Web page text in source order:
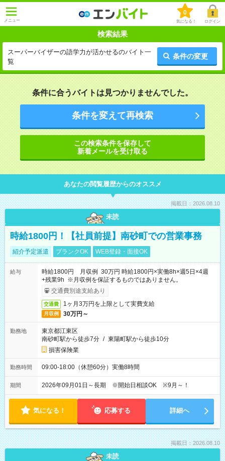
メニュー
0
気になる！ ログイン
検索結果
スーパーバイザーの語学力が活かせるのバイト一
覧
条件の変更
条件に合うバイトは見つかりませんでした。
条件を変えて再検索
この検索条件を保存して
新着メールを受け取る
あなたの閲覧履歴からのオススメ
掲載日：2026.08.10
未読
時給1800円！【社員前提】南砂町での営業事務
紹介予定派遣 ブランクOK WEB登録・面接OK
給与
時給1800円 月収例 30万円 時給1800円×実働8h×週5日×4週
+残業9h ※月収例を保証するものではありません。
交通費別途支給あり
交通費 1ヶ月3万円を上限として実費支給
月収例 30万円～
勤務地
東京都江東区
南砂町駅から徒歩7分 / 東陽町駅から徒歩10分
損害保険業
勤務時間 09:00-18:00（休憩60分）実働8時間
期間 2026年09月01日～長期 ※開始日相談OK ※9月～！
気になる！ 応募する 詳細へ
掲載日：2026.08.10
未読